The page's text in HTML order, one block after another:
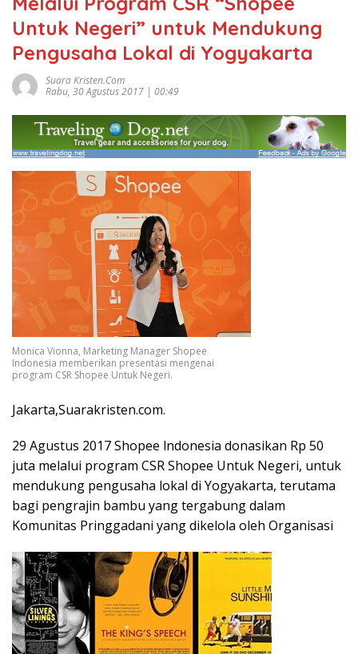
Untuk Negeri” untuk Mendukung
Pengusaha Lokal di Yogyakarta
Suara Kristen.com
Rabu, 30 Agustus 2017 | 00:49
Monica Vionna, Marketing Manager Shopee
Indonesia memberikan presentasi mengenai
program CSR Shopee Untuk Negeri.
Jakarta,Suarakristen.com.
29 Agustus 2017 Shopee lndonesia donasikan Rp 50
juta melalui program CSR Shopee Untuk Negeri, untuk
mendukung pengusaha lokal di Yogyakarta, terutama
bagi pengrajin bambu yang tergabung dalam
Komunitas Pringgadani yang dikelola oleh Organisasi